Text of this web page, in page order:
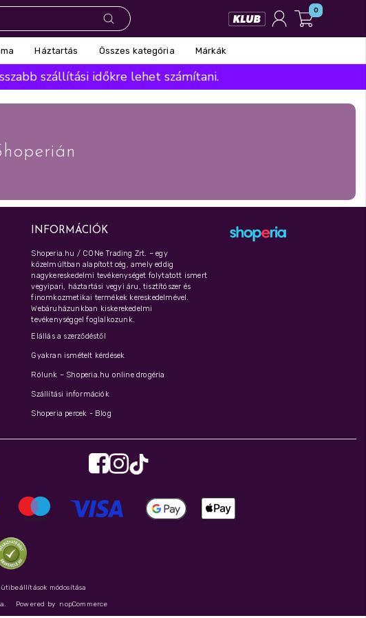
0
Háztartás Összes kategória Márkák
szállítási időkre lehet számítani.
INFORMÁCIÓK
Shoperia.hu / CONe Trading Zrt. – egy
közelmúltban alapított cég, amely eddig
nagykereskedelmi tevékenységet folytatott ismert
vegyipari, háztartási vegyi áru, tisztítószer és
finomkozmetikai termékek kereskedelmével.
Webáruházunkban kiskerekedelmi
tevékenységgel foglalkozunk.
Elállás a szerződéstől
Gyakran ismételt kérdések
Rólunk – Shoperia.hu online drogéria
Szállítási információk
Shoperia percek - Blog
módosítása
Powered by nopCommerce